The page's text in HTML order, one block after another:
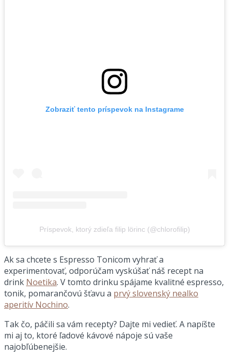
Zobraziť tento príspevok na Instagrame
Príspevok, ktorý zdieľa filip lörinc (@chlorofilip)
Ak sa chcete s Espresso Tonicom vyhrať a
experimentovať, odporúčam vyskúšať náš recept na
drink Noetika. V tomto drinku spájame kvalitné espresso,
tonik, pomarančovú šťavu a prvý slovenský nealko
aperitív Nochino.
Tak čo, páčili sa vám recepty? Dajte mi vedieť. A napíšte
mi aj to, ktoré ľadové kávové nápoje sú vaše
najobľúbenejšie.